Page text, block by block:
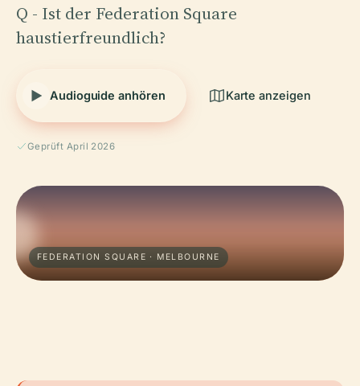
Q - Ist der Federation Square
haustierfreundlich?
Audioguide anhören Karte anzeigen
Geprüft April 2026
FEDERATION SQUARE · MELBOURNE